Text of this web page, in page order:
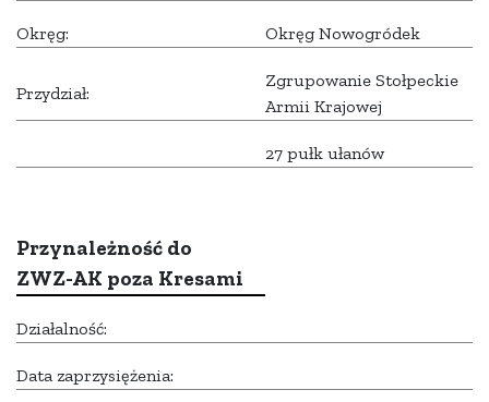
Okręg: Okręg Nowogródek
Przydział:
Zgrupowanie Stołpeckie
Armii Krajowej
27 pułk ułanów
Przynależność do
ZWZ-AK poza Kresami
Działalność:
Data zaprzysiężenia: